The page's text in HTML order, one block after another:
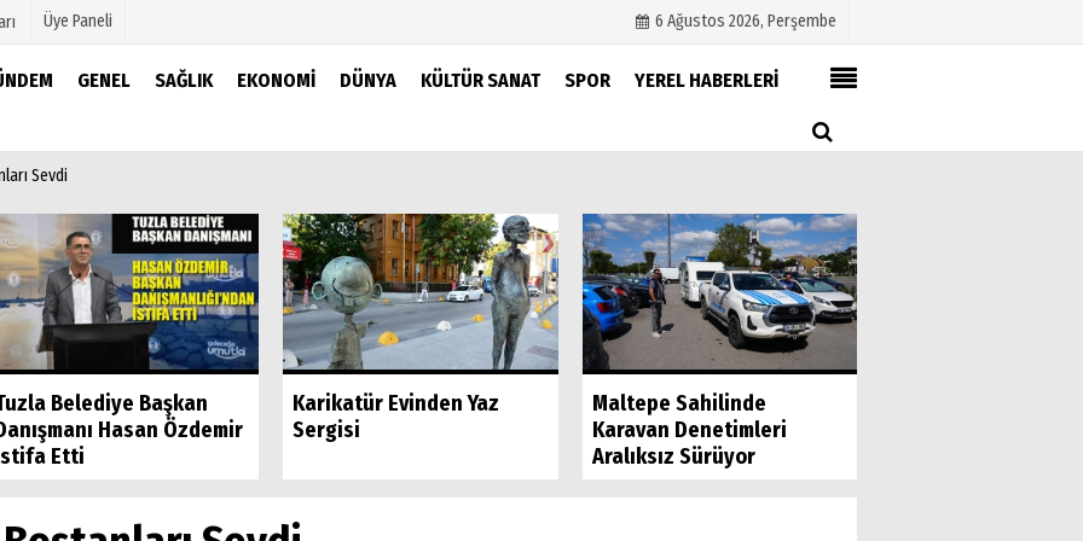
Üye Paneli 6 Ağustos 2026, Perşembe
GENEL SAĞLIK EKONOMI DÜNYA KÜLTÜR SANAT SPOR YEREL HABERLERİ
Köşe Yazarları
Foto Galeri
Künye
Çerez Politikası
Gizlilik İlkeleri
Sevdi
Belediye Başkan
Hasan Özdemir
Etti
Karikatür Evinden Yaz
Sergisi
Maltepe Sahilinde
Karavan Denetimleri
Aralıksız Sürüyor